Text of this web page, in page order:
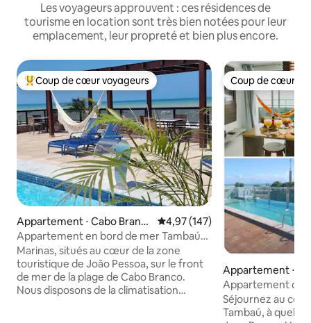
Les voyageurs approuvent : ces résidences de
tourisme en location sont très bien notées pour leur
emplacement, leur propreté et bien plus encore.
Coups de cœur voyageurs les plus appréciés
Coup de cœur voyageurs
Appartement ⋅ Cabo Branc
o
Évaluation moyenne sur la
4,97 (147)
Appartement en bord de mer Tambaú
Cabo Branco João Pessoa
Marinas, situés au cœur de la zone
touristique de João Pessoa, sur le front
de mer de la plage de Cabo Branco.
Nous disposons de la climatisation
Coup de cœur
Coup de cœur
Appartement ⋅
Appartement
bord de mer |
Séjournez au
Tambaú, à